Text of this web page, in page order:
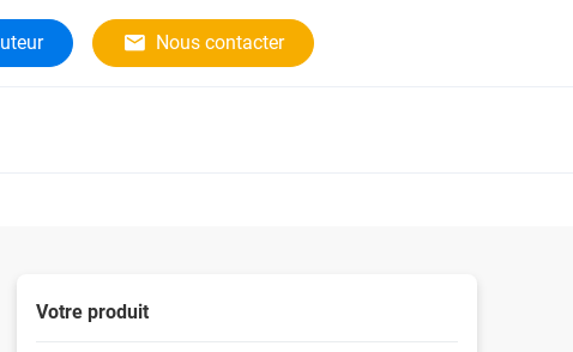
Nous contacter
Votre produit